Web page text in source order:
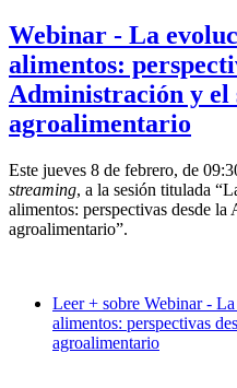
Webinar - La
alimentos:
Administración y el
agroalimentario
Este jueves 8 de febrero, de
streaming, a la sesión titulada
alimentos: perspectivas desde
agroalimentario”.
Leer + sobre Webinar -
alimentos: perspectivas
agroalimentario